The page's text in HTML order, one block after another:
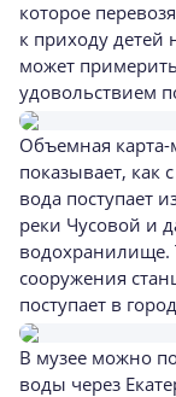
которое
к приходу детей
может
удовольствием
Объемная карта-
показывает, как
вода поступает
реки Чусовой и
водохранилище.
сооружения
поступает в
В музее можно
воды через